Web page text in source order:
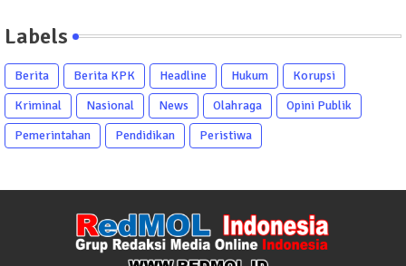
Labels
Berita Berita KPK Headline Hukum
Korupsi
Kriminal
Nasional News Olahraga
Opini Publik
Pemerintahan
Pendidikan Peristiwa